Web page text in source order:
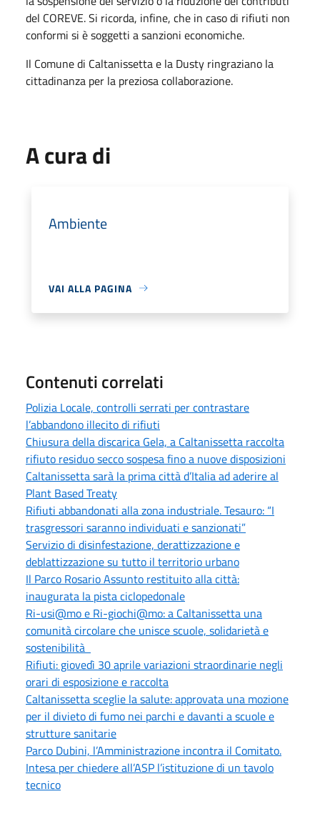
del COREVE. Si ricorda, infine, che in caso di rifiuti non
conformi si è soggetti a sanzioni economiche.
Il Comune di Caltanissetta e la Dusty ringraziano la
cittadinanza per la preziosa collaborazione.
A cura di
Ambiente
VAI ALLA PAGINA
Contenuti correlati
Polizia Locale, controlli serrati per contrastare
l’abbandono illecito di rifiuti
Chiusura della discarica Gela, a Caltanissetta raccolta
rifiuto residuo secco sospesa fino a nuove disposizioni
Caltanissetta sarà la prima città d’Italia ad aderire al
Plant Based Treaty
Rifiuti abbandonati alla zona industriale. Tesauro: “I
trasgressori saranno individuati e sanzionati”
Servizio di disinfestazione, derattizzazione e
deblattizzazione su tutto il territorio urbano
Il Parco Rosario Assunto restituito alla città:
inaugurata la pista ciclopedonale
Ri-usi@mo e Ri-giochi@mo: a Caltanissetta una
comunità circolare che unisce scuole, solidarietà e
sostenibilità
Rifiuti: giovedì 30 aprile variazioni straordinarie negli
orari di esposizione e raccolta
Caltanissetta sceglie la salute: approvata una mozione
per il divieto di fumo nei parchi e davanti a scuole e
strutture sanitarie
Parco Dubini, l’Amministrazione incontra il Comitato.
Intesa per chiedere all’ASP l’istituzione di un tavolo
tecnico